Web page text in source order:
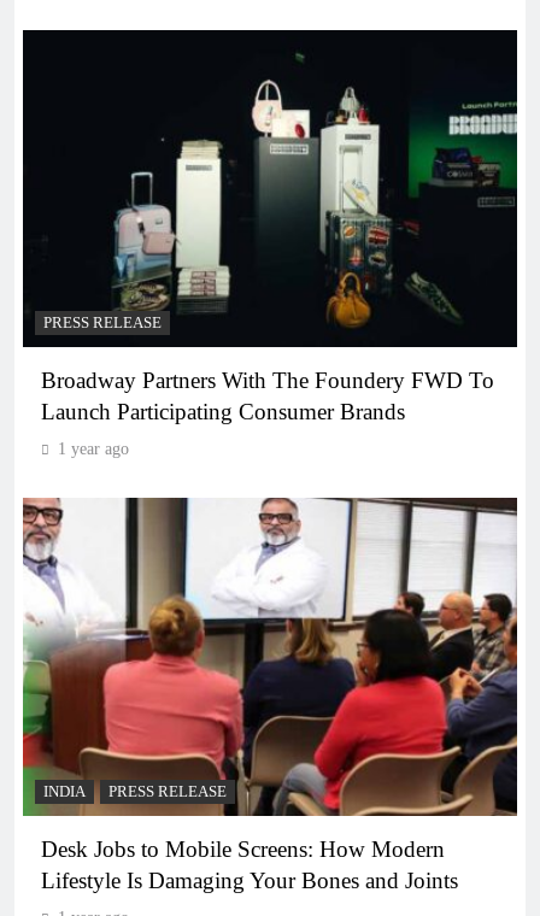
PRESS RELEASE
Broadway Partners With The Foundery FWD To
Launch Participating Consumer Brands
1 year ago
INDIA PRESS RELEASE
Desk Jobs to Mobile Screens: How Modern
Lifestyle Is Damaging Your Bones and Joints